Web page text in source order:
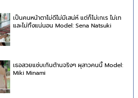
เป็นคนหน้าตาไม่ดีไม่มีเสน่ห์ แต่ก็ไม่เกเร ไม่เท
และไม่ทิ้งแน่นอน Model: Sena Natsuki
เธอสวยแซ่บเกินต้านจริงๆ ผุสาวคนนี้ Model:
Miki Minami